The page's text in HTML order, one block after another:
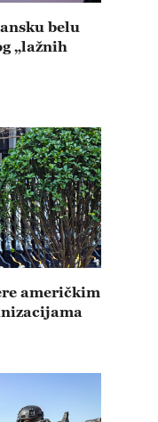
belu
„lažnih
američkim